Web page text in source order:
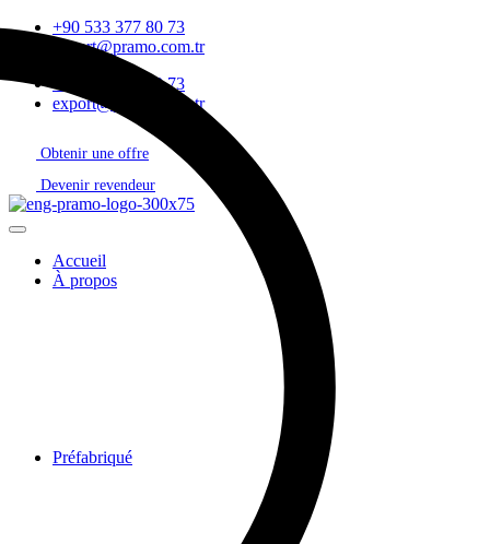
+90 533 377 80 73
export@pramo.com.tr
+90 533 377 80 73
export@pramo.com.tr
Obtenir une offre
Devenir revendeur
Accueil
À propos
Préfabriqué